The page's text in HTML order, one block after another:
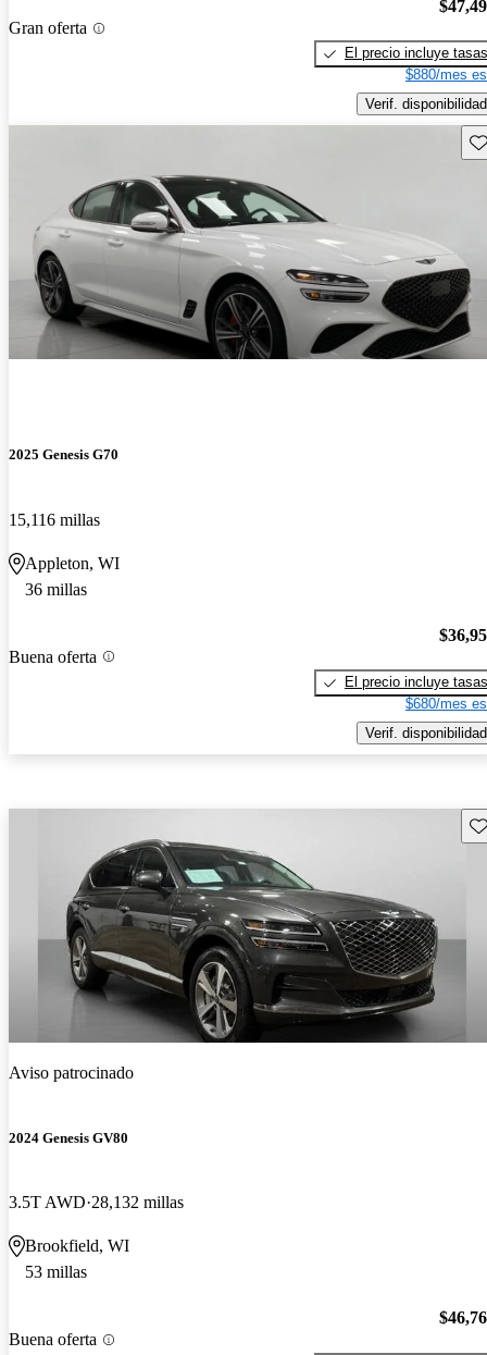
Gran oferta
El precio incluye tasas
$880/mes
Verif. disponibilidad
2025 Genesis G70
15,116 millas
Appleton, WI
36 millas
Buena oferta
El precio incluye tasas
$680/mes
Verif. disponibilidad
Aviso patrocinado
2024 Genesis GV80
3.5T AWD 28,132 millas
Brookfield, WI
53 millas
Buena oferta